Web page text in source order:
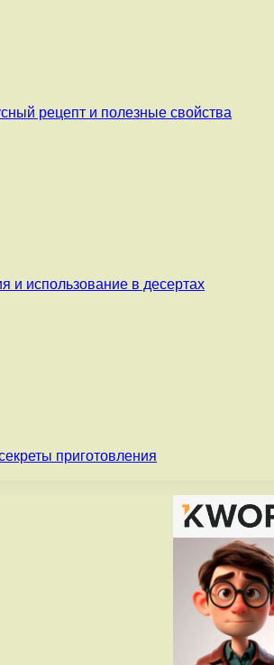
рецепт и полезные свойства
и использование в десертах
приготовления